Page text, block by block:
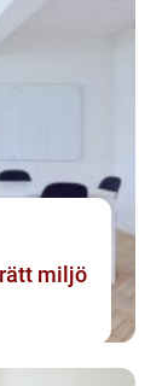
får rätt miljö